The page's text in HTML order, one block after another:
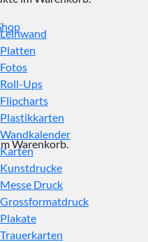
Warenkorb.
Leinwand
Platten
Fotos
Roll-Ups
Flipcharts
Plastikkarten
Wandkalender
Karten
Kunstdrucke
Messe Druck
Grossformatdruck
Plakate
Trauerkarten